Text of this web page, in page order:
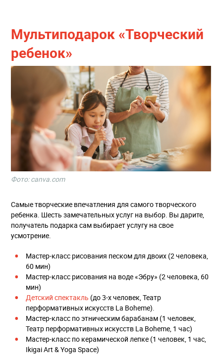
Мультиподарок «Творческий
ребенок»
Фото: canva.com
Самые творческие впечатления для самого творческого
ребенка. Шесть замечательных услуг на выбор. Вы дарите,
получатель подарка сам выбирает услугу на свое
усмотрение.
Мастер-класс рисования песком для двоих (2 человека,
60 мин)
Мастер-класс рисования на воде «Эбру» (2 человека, 60
мин)
Детский спектакль (до 3-х человек, Театр
перформативных искусств La Boheme).
Мастер-класс по этническим барабанам (1 человек,
Театр перформативных искусств La Boheme, 1 час)
Мастер-класс по керамической лепке (1 человек, 1 час,
Ikigai Art & Yoga Space)